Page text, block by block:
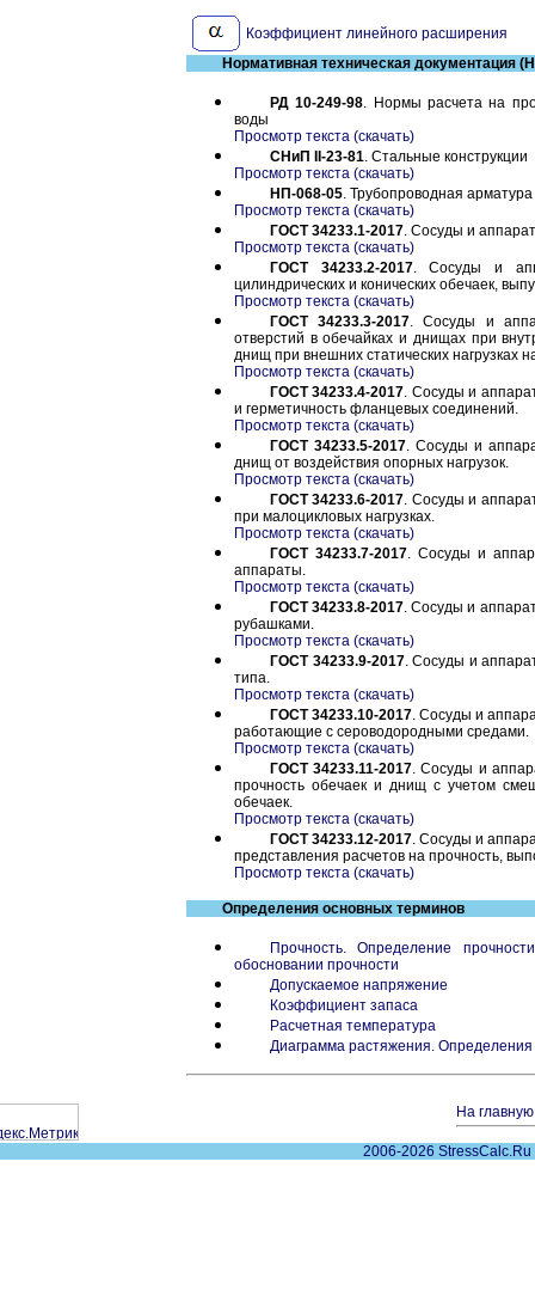
Коэффициент линейного расширения
Нормативная техническая документация
РД 10-249-98. Нормы расчета на
воды
Просмотр текста (скачать)
СНиП II-23-81. Стальные конструкции
Просмотр текста (скачать)
НП-068-05. Трубопроводная
Просмотр текста (скачать)
ГОСТ 34233.1-2017. Сосуды и
Просмотр текста (скачать)
ГОСТ 34233.2-2017. Сосуды и
цилиндрических и конических обечаек,
Просмотр текста (скачать)
ГОСТ 34233.3-2017. Сосуды и
отверстий в обечайках и днищах при
днищ при внешних статических нагрузках
Просмотр текста (скачать)
ГОСТ 34233.4-2017. Сосуды и
и герметичность фланцевых соединений.
Просмотр текста (скачать)
ГОСТ 34233.5-2017. Сосуды и
днищ от воздействия опорных нагрузок.
Просмотр текста (скачать)
ГОСТ 34233.6-2017. Сосуды и
при малоцикловых нагрузках.
Просмотр текста (скачать)
ГОСТ 34233.7-2017. Сосуды и
аппараты.
Просмотр текста (скачать)
ГОСТ 34233.8-2017. Сосуды и
рубашками.
Просмотр текста (скачать)
ГОСТ 34233.9-2017. Сосуды и
типа.
Просмотр текста (скачать)
ГОСТ 34233.10-2017. Сосуды и
работающие с сероводородными средами.
Просмотр текста (скачать)
ГОСТ 34233.11-2017. Сосуды и
прочность обечаек и днищ с учетом
обечаек.
Просмотр текста (скачать)
ГОСТ 34233.12-2017. Сосуды и
представления расчетов на прочность,
Просмотр текста (скачать)
Определения основных терминов
Прочность. Определение
обосновании прочности
Допускаемое напряжение
Коэффициент запаса
Расчетная температура
Диаграмма растяжения. Определения
На
2006-2026